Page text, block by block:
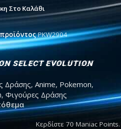
Στο Καλάθι
PKW2904
select Evolution
Blastoise
Δράσης, Anime, Pokemon,
, Φιγούρες Δράσης
Κερδίστε 70 Maniac Points.